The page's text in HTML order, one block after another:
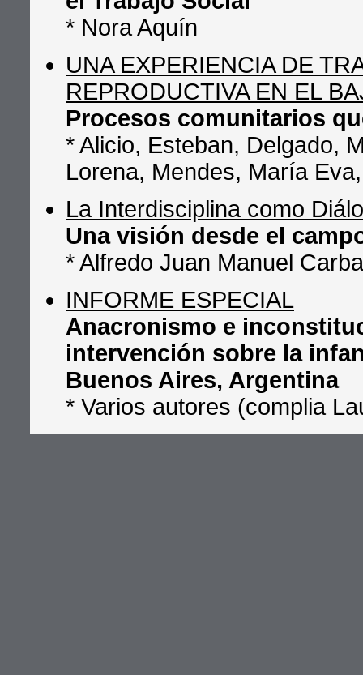
* Nora Aquín
UNA EXPERIENCIA DE
REPRODUCTIVA EN EL
Procesos comunitarios
* Alicio, Esteban, Delgado,
Lorena, Mendes, María
La Interdisciplina como
Una visión desde el
* Alfredo Juan Manuel
INFORME ESPECIAL
Anacronismo e
intervención sobre la
Buenos Aires, Argentina
* Varios autores (complia